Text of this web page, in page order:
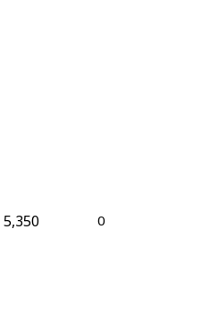
0
5,350